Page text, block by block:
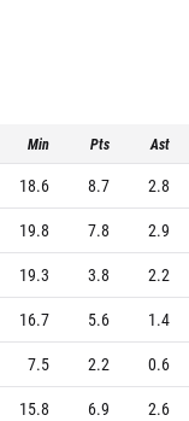
Min Pts Ast
18.6 8.7
2.8
19.8 7.8
2.9
19.3 3.8
2.2
16.7 5.6
1.4
7.5 2.2
0.6
15.8 6.9
2.6